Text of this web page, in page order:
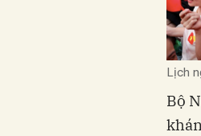
Lịch
Bộ